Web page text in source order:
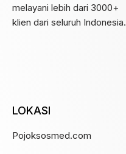
melayani lebih dari 3000+
klien dari seluruh Indonesia.
LOKASI
Pojoksosmed.com